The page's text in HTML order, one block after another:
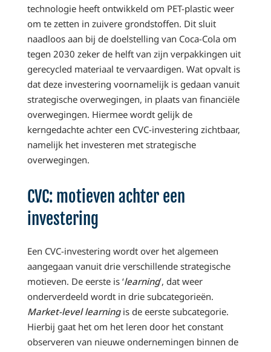
technologie heeft ontwikkeld om PET-plastic weer
om te zetten in zuivere grondstoffen. Dit sluit
naadloos aan bij de doelstelling van Coca-Cola om
tegen 2030 zeker de helft van zijn verpakkingen uit
gerecycled materiaal te vervaardigen. Wat opvalt is
dat deze investering voornamelijk is gedaan vanuit
strategische overwegingen, in plaats van financiële
overwegingen. Hiermee wordt gelijk de
kerngedachte achter een CVC-investering zichtbaar,
namelijk het investeren met strategische
overwegingen.
CVC: motieven achter een
investering
Een CVC-investering wordt over het algemeen
aangegaan vanuit drie verschillende strategische
motieven. De eerste is ‘learning’, dat weer
onderverdeeld wordt in drie subcategorieën.
Market-level learningis de eerste subcategorie.
Hierbij gaat het om het leren door het constant
observeren van nieuwe ondernemingen binnen de